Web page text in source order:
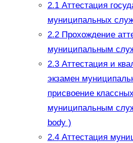
2.1Аттестация
муниципальных
2.2Прохождение
муниципальным
2.3Аттестация и
экзамен
присвоение
муниципальным
body )
2.4Аттестация